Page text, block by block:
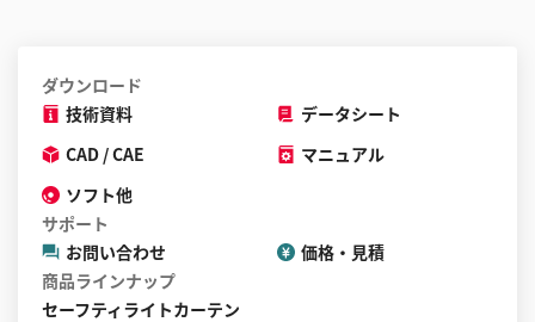
ダウンロード
技術資料
データシート
CAD / CAE
マニュアル
ソフト他
サポート
お問い合わせ
価格・見積
商品ラインナップ
セーフティライトカーテン